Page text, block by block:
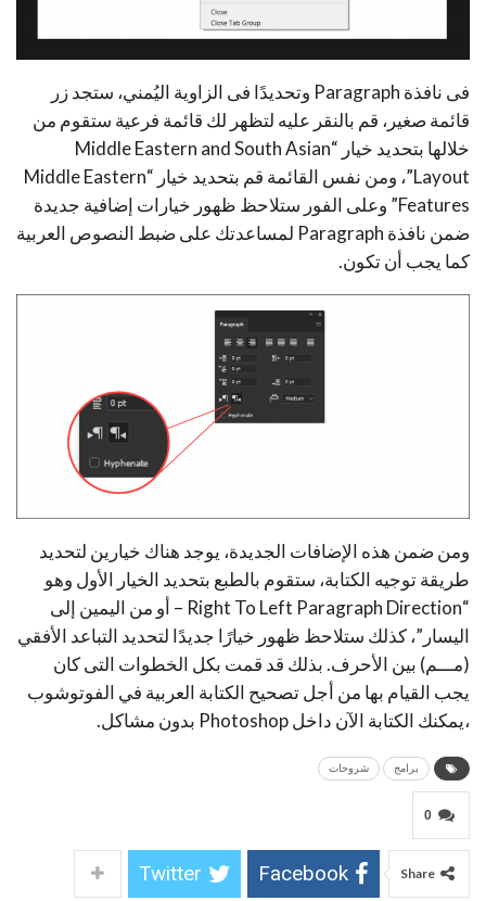
فى نافذة Paragraph وتحديدًا فى الزاوية اليُمني، ستجد زر
قائمة صغير، قم بالنقر عليه لتظهر لك قائمة فرعية ستقوم من
خلالها بتحديد خيار “Middle Eastern and South Asian
Layout”، ومن نفس القائمة قم بتحديد خيار “Middle Eastern
Features” وعلى الفور ستلاحظ ظهور خيارات إضافية جديدة
ضمن نافذة Paragraph لمساعدتك على ضبط النصوص العربية
كما يجب أن تكون.
ومن ضمن هذه الإضافات الجديدة، يوجد هناك خيارين لتحديد
طريقة توجيه الكتابة، ستقوم بالطبع بتحديد الخيار الأول وهو
“Right To Left Paragraph Direction – أو من اليمين إلى
اليسار”، كذلك ستلاحظ ظهور خيارًا جديدًا لتحديد التباعد الأفقي
(مـــم) بين الأحرف. بذلك قد قمت بكل الخطوات التى كان
يجب القيام بها من أجل تصحيح الكتابة العربية في الفوتوشوب
،يمكنك الكتابة الآن داخل Photoshop بدون مشاكل.
برامج شروحات
0
Share
Facebook
Twitter